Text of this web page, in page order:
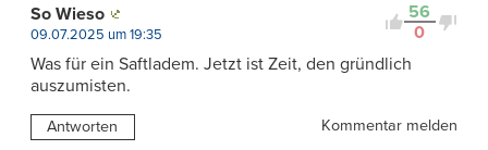
56
0
So Wieso
09.07.2025 um 19:35
Was für ein Saftladem. Jetzt ist Zeit, den gründlich
auszumisten.
Antworten Kommentar melden